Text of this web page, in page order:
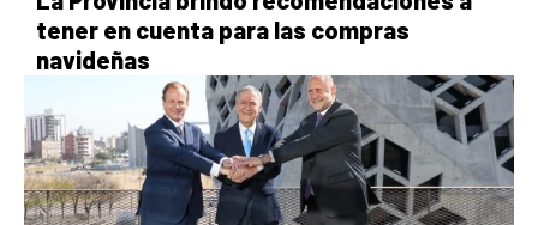
tener en cuenta para las compras
navideñas